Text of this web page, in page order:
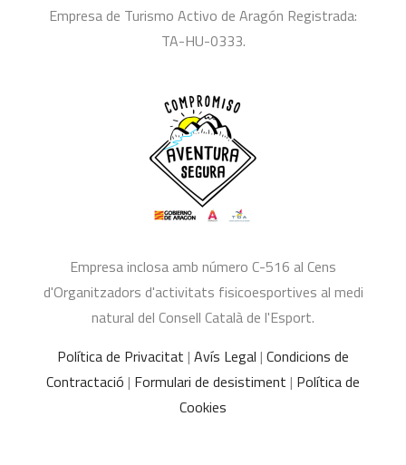
Empresa de Turismo Activo de Aragón Registrada:
TA-HU-0333.
Empresa inclosa amb número C-516 al Cens
d'Organitzadors d'activitats fisicoesportives al medi
natural del Consell Català de l'Esport.
Política de Privacitat | Avís Legal | Condicions de
Contractació | Formulari de desistiment | Política de
Cookies